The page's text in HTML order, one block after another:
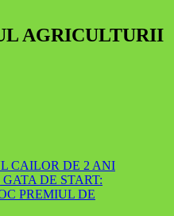
AGRICULTURII
CAILOR DE 2 ANI
DE START:
PREMIUL DE